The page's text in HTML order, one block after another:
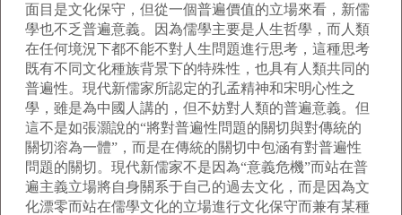
面目是文化保守，但從一個普遍價值的立場來看，新儒
學也不乏普遍意義。因為儒學主要是人生哲學，而人類
在任何境況下都不能不對人生問題進行思考，這種思考
既有不同文化種族背景下的特殊性，也具有人類共同的
普遍性。現代新儒家所認定的孔孟精神和宋明心性之
學，雖是為中國人講的，但不妨對人類的普遍意義。但
這不是如張灝說的“將對普遍性問題的關切與對傳統的
關切溶為一體”，而是在傳統的關切中包涵有對普遍性
問題的關切。現代新儒家不是因為“意義危機”而站在普
遍主義立場將自身關系于自己的過去文化，而是因為文
化漂零而站在儒學文化的立場進行文化保守而兼有某種